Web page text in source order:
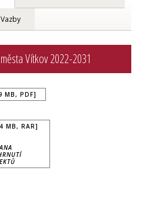
Vazby
Vítkov 2022-2031
MB, PDF]
MB, RAR]